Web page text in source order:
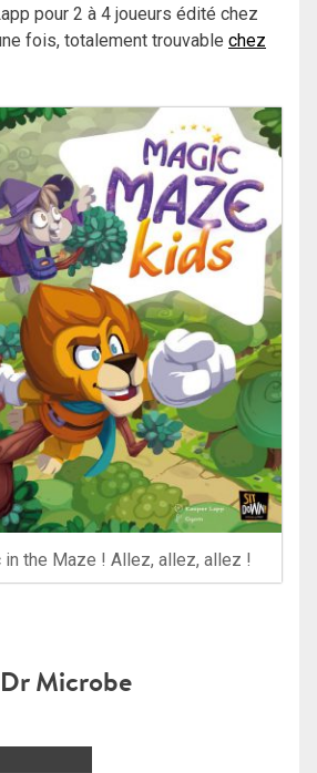
pour 2 à 4 joueurs édité chez
fois, totalement trouvable chez
in the Maze ! Allez, allez, allez !
Microbe